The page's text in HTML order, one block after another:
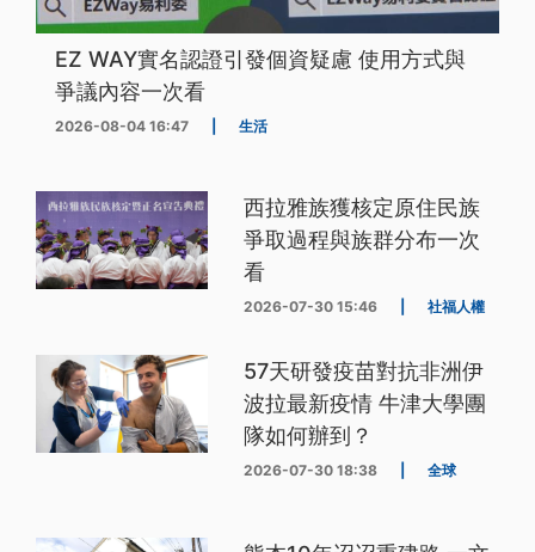
EZ WAY實名認證引發個資疑慮 使用方式與
爭議內容一次看
2026-08-04 16:47 生活
西拉雅族獲核定原住民族
爭取過程與族群分布一次
看
2026-07-30 15:46 社福人權
57天研發疫苗對抗非洲伊
波拉最新疫情 牛津大學團
隊如何辦到？
2026-07-30 18:38 全球